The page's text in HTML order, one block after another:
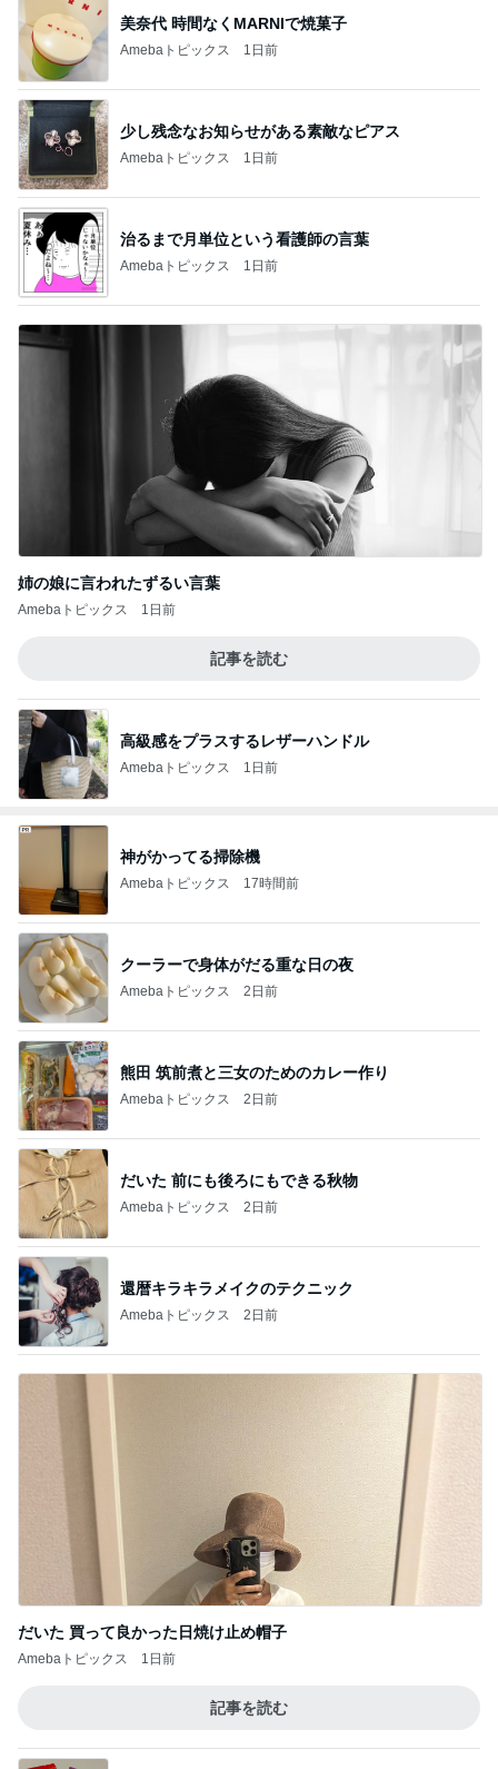
美奈代 時間なくMARNIで焼菓子
Amebaトピックス 1日前
少し残念なお知らせがある素敵なピアス
Amebaトピックス 1日前
治るまで月単位という看護師の言葉
Amebaトピックス 1日前
姉の娘に言われたずるい言葉
Amebaトピックス 1日前
記事を読む
高級感をプラスするレザーハンドル
Amebaトピックス 1日前
神がかってる掃除機
Amebaトピックス 17時間前
クーラーで身体がだる重な日の夜
Amebaトピックス 2日前
熊田 筑前煮と三女のためのカレー作り
Amebaトピックス 2日前
だいた 前にも後ろにもできる秋物
Amebaトピックス 2日前
還暦キラキラメイクのテクニック
Amebaトピックス 2日前
だいた 買って良かった日焼け止め帽子
Amebaトピックス 1日前
記事を読む